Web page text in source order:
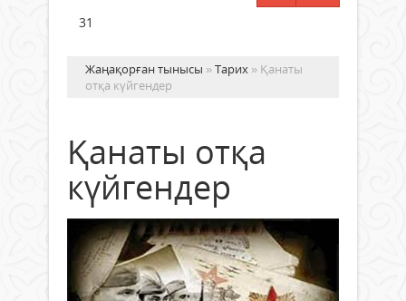
31
Жаңақорған тынысы »Тарих » Қанаты
отқа күйгендер
Қанаты отқа
күйгендер